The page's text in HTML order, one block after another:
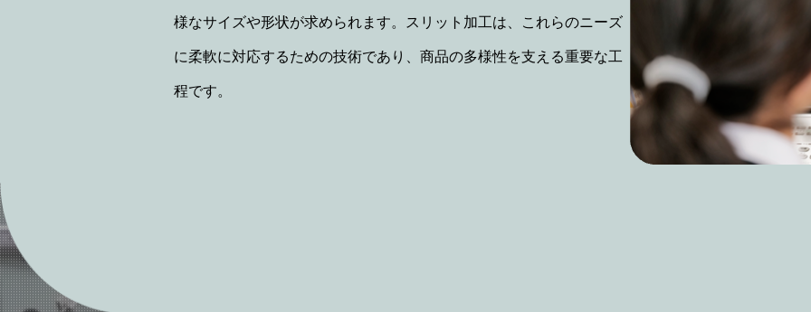
様なサイズや形状が求められます。スリット加工は、これらのニーズ
に柔軟に対応するための技術であり、商品の多様性を支える重要な工
程です。